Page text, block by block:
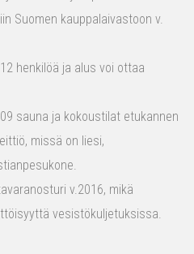
Suomen kauppalaivastoon v.
henkilöä ja alus voi ottaa
sauna ja kokoustilat etukannen
missä on liesi,
v.2016, mikä
vesistökuljetuksissa.